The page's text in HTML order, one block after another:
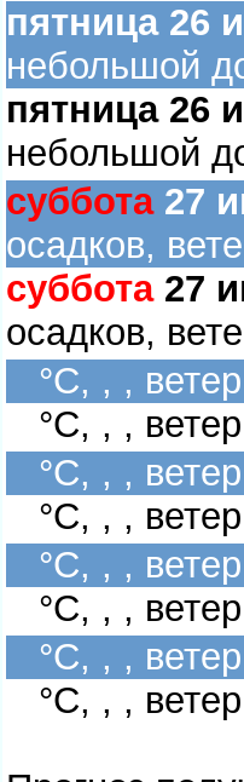
пятница 26
небольшой
пятница 26
небольшой
суббота27
осадков,
суббота27
осадков,
°C, , ,
°C, , ,
°C, , ,
°C, , ,
°C, , ,
°C, , ,
°C, , ,
°C, , ,